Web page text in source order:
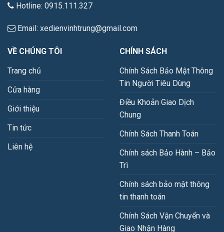
Hotline: 0915.111.327
Email: xedienvinhtrung@gmail.com
VỀ CHÚNG TÔI
Trang chủ
Cửa hàng
Giới thiệu
Tin tức
Liên hệ
CHÍNH SÁCH
Chính Sách Bảo Mật Thông
Tin Người Tiêu Dùng
Điều Khoản Giao Dịch
Chung
Chính Sách Thanh Toán
Chính sách Bảo Hành – Bảo
Trì
Chính sách bảo mật thông
tin thanh toán
Chính Sách Vận Chuyển và
Giao Nhận Hàng